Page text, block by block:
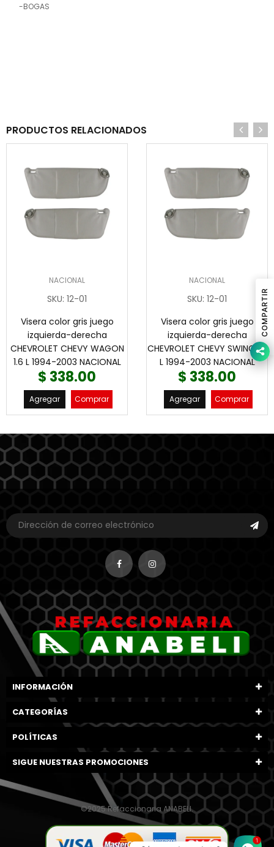
-BOGAS
PRODUCTOS RELACIONADOS
NACIONAL
SKU: 12-01
Visera color gris juego
izquierda-derecha
CHEVROLET CHEVY WAGON
1.6 L 1994-2003 NACIONAL
$ 338.00
Agregar Comprar
NACIONAL
SKU: 12-01
Visera color gris juego
izquierda-derecha
CHEVROLET CHEVY SWING 1.6
L 1994-2003 NACIONAL
$ 338.00
Agregar Comprar
INFORMACIÓN
CATEGORÍAS
POLÍTICAS
SIGUE NUESTRAS PROMOCIONES
©2025 Refaccionaria ANABELI.
1
COMPARTIR